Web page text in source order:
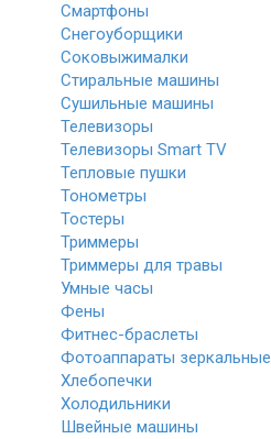
Смартфоны
Снегоуборщики
Соковыжималки
Стиральные машины
Сушильные машины
Телевизоры
Телевизоры Smart TV
Тепловые пушки
Тонометры
Тостеры
Триммеры
Триммеры для травы
Умные часы
Фены
Фитнес-браслеты
Фотоаппараты зеркальные
Хлебопечки
Холодильники
Швейные машины